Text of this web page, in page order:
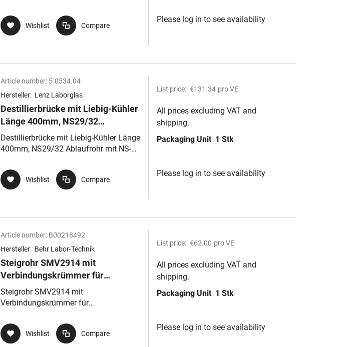
Gewinde GL 1
Wishlist Compare
Please log in to see availability
Article number: 5.0534.04
Hersteller: Lenz Laborglas
Destillierbrücke mit Liebig-Kühler
Länge 400mm, NS29/32
Ablaufrohr mit NS-Kern,
Kühlwasser-und
Destillierbrücke mit Liebig-Kühler Länge
400mm, NS29/32 Ablaufrohr mit NS-
Vakuumanschluss mit Olive
Wishlist Compare
List price: €131.34 pro VE
All prices excluding VAT and
shipping.
Packaging Unit 1 Stk
Please log in to see availability
Article number: B00218492
Hersteller: Behr Labor-Technik
Steigrohr SMV2914 mit
Verbindungskrümmer für
Absoprtionsgefäße ASH/(CY)
Steigrohr SMV2914 mit
Verbindungskrümmer für
Wishlist Compare
List price: €62.00 pro VE
All prices excluding VAT and
shipping.
Packaging Unit 1 Stk
Please log in to see availability